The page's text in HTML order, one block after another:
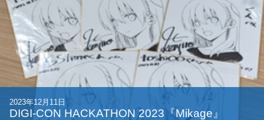
2023年12月11日
DIGI-CON HACKATHON 2023『Mikage』